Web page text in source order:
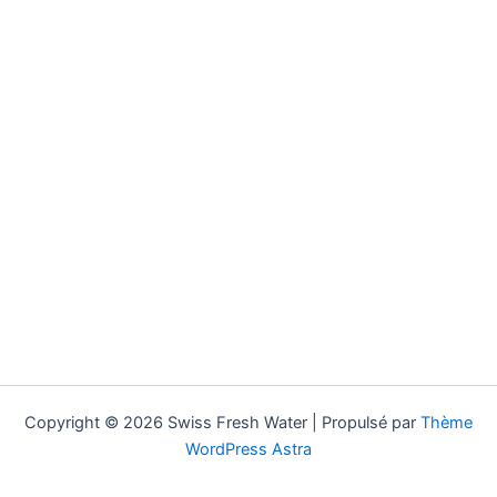
Copyright © 2026 Swiss Fresh Water | Propulsé par Thème
WordPress Astra